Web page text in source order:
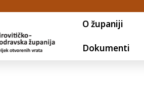
O županiji
Dokumenti